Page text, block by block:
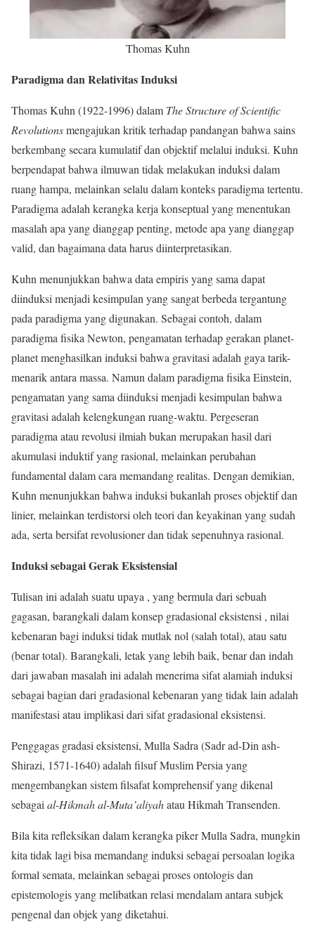
Thomas Kuhn
Paradigma dan Relativitas Induksi
Thomas Kuhn (1922-1996) dalam The Structure of Scientific
Revolutionsmengajukan kritik terhadap pandangan bahwa sains
berkembang secara kumulatif dan objektif melalui induksi. Kuhn
berpendapat bahwa ilmuwan tidak melakukan induksi dalam
ruang hampa, melainkan selalu dalam konteks paradigma tertentu.
Paradigma adalah kerangka kerja konseptual yang menentukan
masalah apa yang dianggap penting, metode apa yang dianggap
valid, dan bagaimana data harus diinterpretasikan.
Kuhn menunjukkan bahwa data empiris yang sama dapat
diinduksi menjadi kesimpulan yang sangat berbeda tergantung
pada paradigma yang digunakan. Sebagai contoh, dalam
paradigma fisika Newton, pengamatan terhadap gerakan planet-
planet menghasilkan induksi bahwa gravitasi adalah gaya tarik-
menarik antara massa. Namun dalam paradigma fisika Einstein,
pengamatan yang sama diinduksi menjadi kesimpulan bahwa
gravitasi adalah kelengkungan ruang-waktu. Pergeseran
paradigma atau revolusi ilmiah bukan merupakan hasil dari
akumulasi induktif yang rasional, melainkan perubahan
fundamental dalam cara memandang realitas. Dengan demikian,
Kuhn menunjukkan bahwa induksi bukanlah proses objektif dan
linier, melainkan terdistorsi oleh teori dan keyakinan yang sudah
ada, serta bersifat revolusioner dan tidak sepenuhnya rasional.
Induksi sebagai Gerak Eksistensial
Tulisan ini adalah suatu upaya , yang bermula dari sebuah
gagasan, barangkali dalam konsep gradasional eksistensi , nilai
kebenaran bagi induksi tidak mutlak nol (salah total), atau satu
(benar total). Barangkali, letak yang lebih baik, benar dan indah
dari jawaban masalah ini adalah menerima sifat alamiah induksi
sebagai bagian dari gradasional kebenaran yang tidak lain adalah
manifestasi atau implikasi dari sifat gradasional eksistensi.
Penggagas gradasi eksistensi, Mulla Sadra (Sadr ad-Din ash-
Shirazi, 1571-1640) adalah filsuf Muslim Persia yang
mengembangkan sistem filsafat komprehensif yang dikenal
sebagaial-Hikmah al-Muta’aliyahatau Hikmah Transenden.
Bila kita refleksikan dalam kerangka piker Mulla Sadra, mungkin
kita tidak lagi bisa memandang induksi sebagai persoalan logika
formal semata, melainkan sebagai proses ontologis dan
epistemologis yang melibatkan relasi mendalam antara subjek
pengenal dan objek yang diketahui.